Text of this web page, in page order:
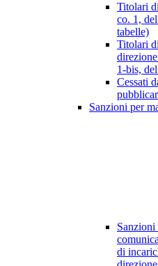
Titolari
co. 1,
tabelle)
Titolari
1-bis,
Cessati
Sanzioni per
Sanzioni
di